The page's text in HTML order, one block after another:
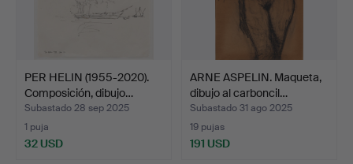
PER HELIN (1955-2020).
Composición, dibujo…
Subastado 28 sep 2025
1 puja
32 USD
ARNE ASPELIN. Maqueta,
dibujo al carboncil…
Subastado 31 ago 2025
19 pujas
191 USD